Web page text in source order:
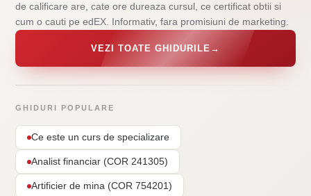
de calificare are, cate ore dureaza cursul, ce certificat obtii si
cum o cauti pe edEX. Informativ, fara promisiuni de marketing.
VEZI TOATE GHIDURILE →
GHIDURI POPULARE
Ce este un curs de specializare
Analist financiar (COR 241305)
Artificier de mina (COR 754201)